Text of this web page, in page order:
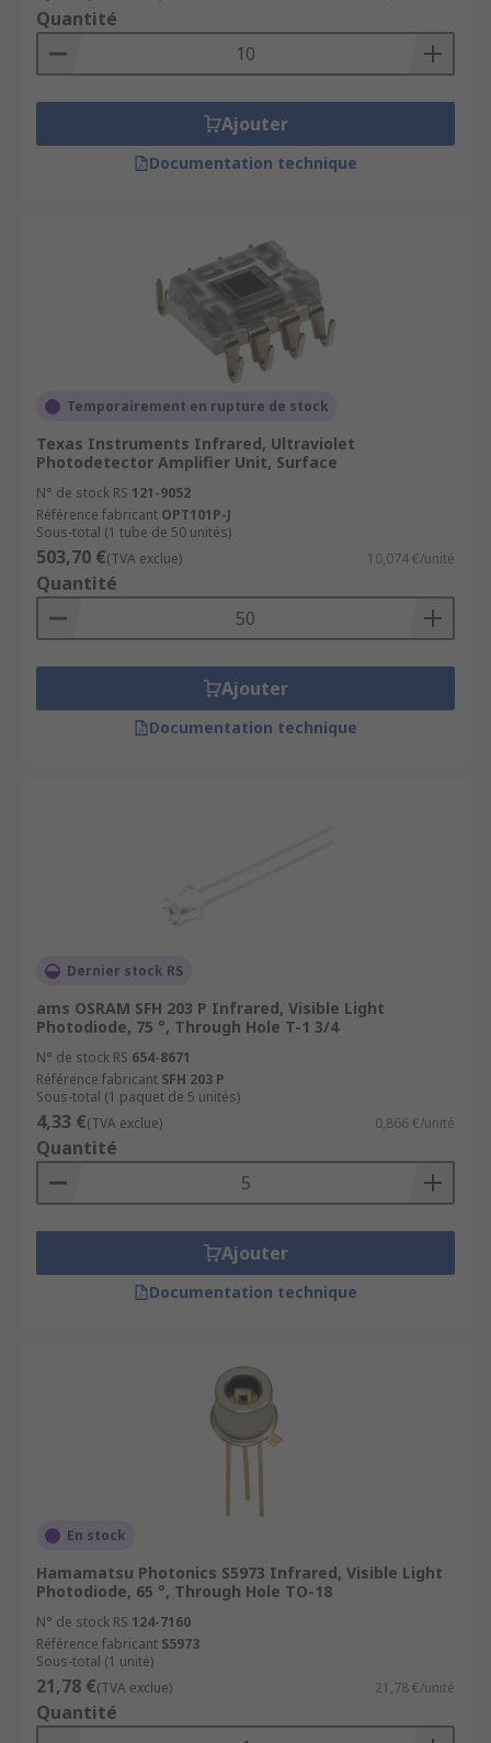
Quantité
Ajouter
Documentation technique
Temporairement en rupture de stock
Texas Instruments Infrared, Ultraviolet
Photodetector Amplifier Unit, Surface
N° de stock RS 121-9052
Référence fabricant OPT101P-J
Sous-total (1 tube de 50 unités)
503,70 €(TVA exclue) 10,074 €/unité
Quantité
Ajouter
Documentation technique
Dernier stock RS
ams OSRAM SFH 203 P Infrared, Visible Light
Photodiode, 75 °, Through Hole T-1 3/4
N° de stock RS 654-8671
Référence fabricant SFH 203 P
Sous-total (1 paquet de 5 unités)
4,33 €(TVA exclue) 0,866 €/unité
Quantité
Ajouter
Documentation technique
En stock
Hamamatsu Photonics S5973 Infrared, Visible Light
Photodiode, 65 °, Through Hole TO-18
N° de stock RS 124-7160
Référence fabricant S5973
Sous-total (1 unité)
21,78 €(TVA exclue) 21,78 €/unité
Quantité